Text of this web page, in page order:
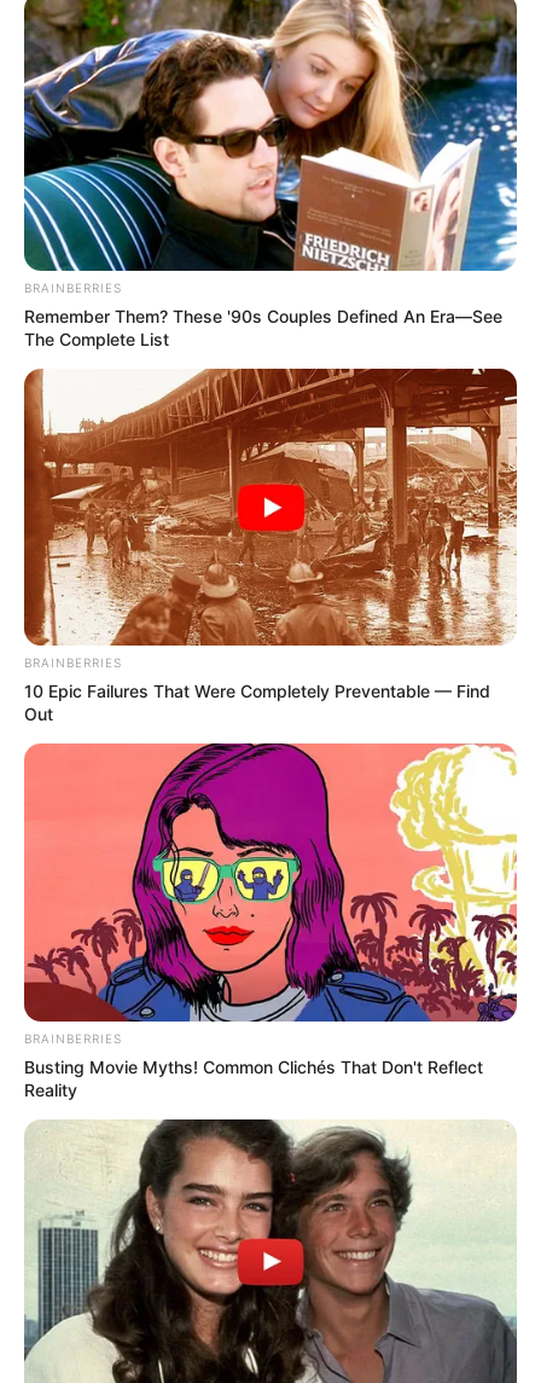
TAGS
ΘΑΛΑΣΣΑ
ΚΑΚΟΚΑΙΡΙΑ ΚΥΜΑ ΚΥΜΗ ΝΕΑ
BRAINBERRIES
Remember Them? These '90s Couples Defined An Era—See
The Complete List
BRAINBERRIES
10 Epic Failures That Were Completely Preventable — Find
Out
BRAINBERRIES
Busting Movie Myths! Common Clichés That Don't Reflect
Reality